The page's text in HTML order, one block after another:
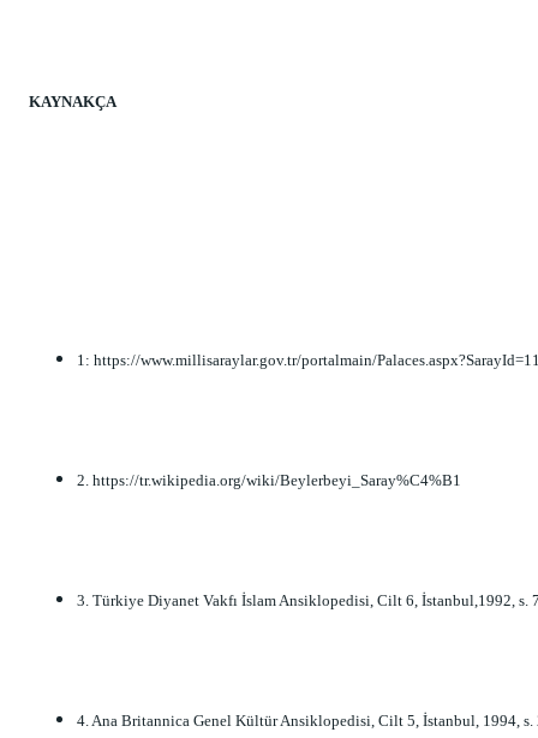
KAYNAKÇA
1: https://www.millisaraylar.gov.tr/portalmain/
2. https://tr.wikipedia.org/wiki/Beylerbeyi_Saray%C4%B1
3. Türkiye Diyanet Vakfı İslam Ansiklopedisi, Cilt 6, İstanbul,1992, s.
4. Ana Britannica Genel Kültür Ansiklopedisi, Cilt 5, İstanbul, 1994, s.